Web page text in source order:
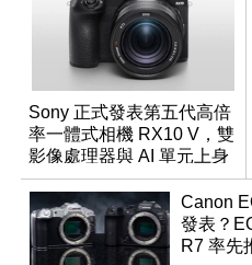
Sony 正式發表第五代高倍
率一體式相機 RX10 V，雙
影像處理器與 AI 單元上身
Canon
發表？
R7 率先